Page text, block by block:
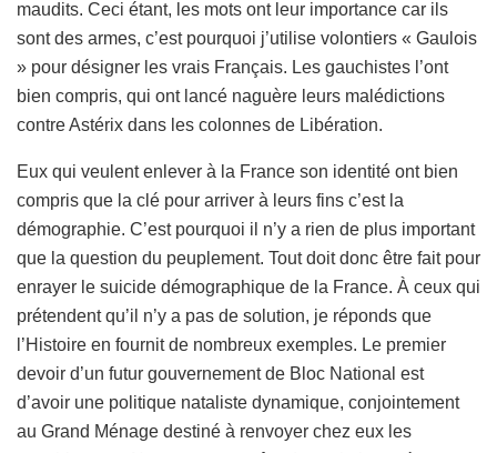
maudits. Ceci étant, les mots ont leur importance car ils
sont des armes, c’est pourquoi j’utilise volontiers « Gaulois
» pour désigner les vrais Français. Les gauchistes l’ont
bien compris, qui ont lancé naguère leurs malédictions
contre Astérix dans les colonnes de Libération.
Eux qui veulent enlever à la France son identité ont bien
compris que la clé pour arriver à leurs fins c’est la
démographie. C’est pourquoi il n’y a rien de plus important
que la question du peuplement. Tout doit donc être fait pour
enrayer le suicide démographique de la France. À ceux qui
prétendent qu’il n’y a pas de solution, je réponds que
l’Histoire en fournit de nombreux exemples. Le premier
devoir d’un futur gouvernement de Bloc National est
d’avoir une politique nataliste dynamique, conjointement
au Grand Ménage destiné à renvoyer chez eux les